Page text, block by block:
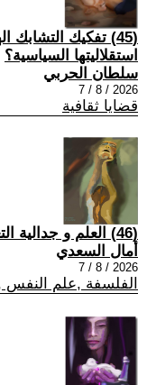
(45) تفكيك
استقلاليتها السياسية؟
سلطان الحربي
2026 / 8 / 7
قضايا ثقافية
(46) العلم و جدالية التعدد؟؟؟؟؟؟؟؟؟؟؟؟؟؟
أمال السعدي
2026 / 8 / 7
الفلسفة ,علم النفس